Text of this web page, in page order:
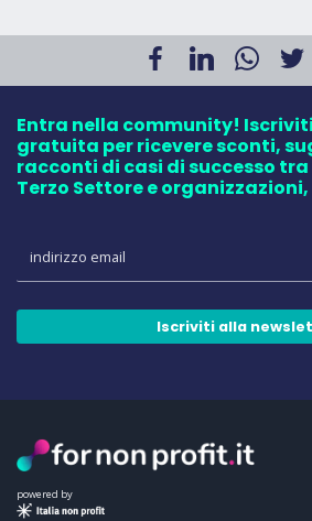
Entra nella community!
gratuita per ricevere sconti,
racconti di casi di successo
Terzo Settore e
Iscriviti alla
powered by